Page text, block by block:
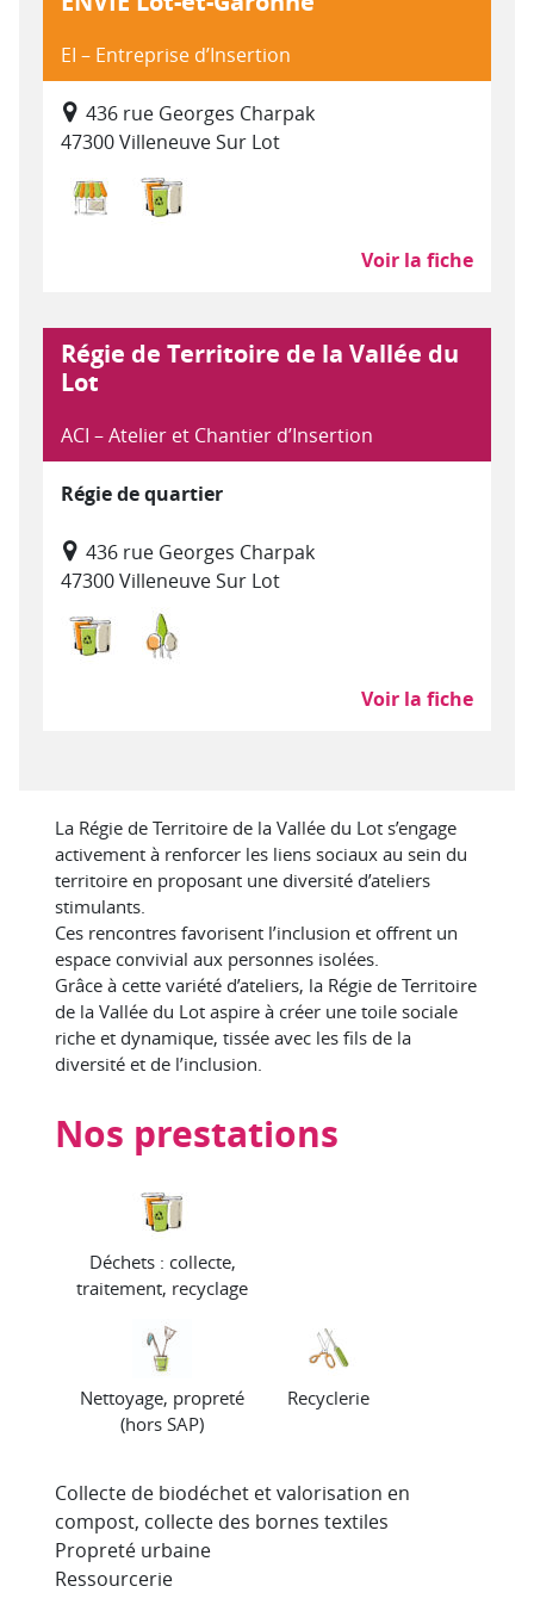
EI – Entreprise d’Insertion
436 rue Georges Charpak
47300 Villeneuve Sur Lot
Commerce, distribution
Voir la fiche
Régie de Territoire de la Vallée du
Lot
ACI – Atelier et Chantier d’Insertion
Régie de quartier
436 rue Georges Charpak
47300 Villeneuve Sur Lot
Déchets : collecte, traitement, recyclage
Voir la fiche
La Régie de Territoire de la Vallée du Lot s’engage
activement à renforcer les liens sociaux au sein du
territoire en proposant une diversité d’ateliers
stimulants.
Ces rencontres favorisent l’inclusion et offrent un
espace convivial aux personnes isolées.
Grâce à cette variété d’ateliers, la Régie de Territoire
de la Vallée du Lot aspire à créer une toile sociale
riche et dynamique, tissée avec les fils de la
diversité et de l’inclusion.
Nos prestations
Déchets : collecte,
traitement, recyclage
Nettoyage, propreté
(hors SAP)
Recyclerie
Collecte de biodéchet et valorisation en
compost, collecte des bornes textiles
Propreté urbaine
Ressourcerie